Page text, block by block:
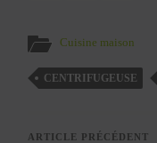
Cuisine maison
CENTRIFUGEUSE
ARTICLE PRÉCÉDENT